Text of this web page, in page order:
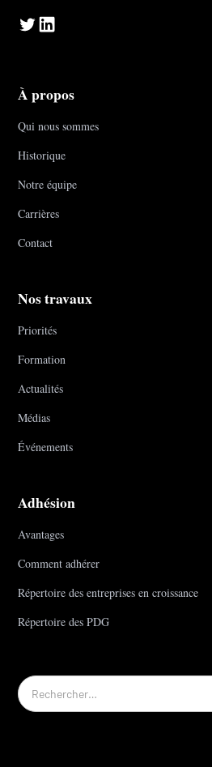
À propos
Qui nous sommes
Historique
Notre équipe
Carrières
Contact
Nos travaux
Priorités
Formation
Actualités
Médias
Événements
Adhésion
Avantages
Comment adhérer
Répertoire des entreprises en croissance
Répertoire des PDG